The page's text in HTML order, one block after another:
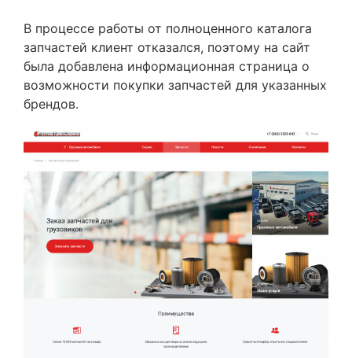
В процессе работы от полноценного каталога
запчастей клиент отказался, поэтому на сайт
была добавлена информационная страница о
возможности покупки запчастей для указанных
брендов.